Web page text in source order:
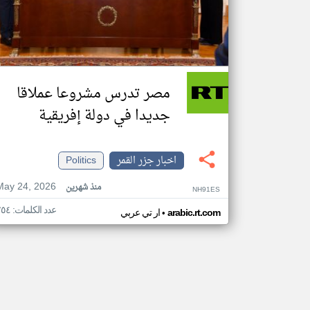
مصر تدرس مشروعا عملاقا
جديدا في دولة إفريقية
اخبار جزر القمر
Politics
24, 2026
منذ شهرين NH91ES
ار تي عربي• arabic.rt.com عدد الكلمات: ٢٥٤